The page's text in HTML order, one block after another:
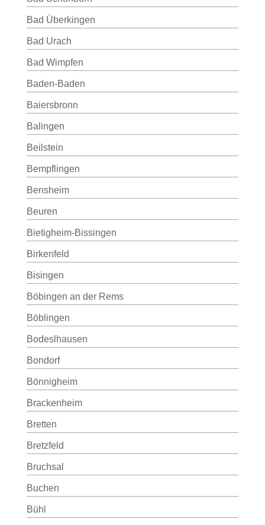
Bad Überkingen
Bad Urach
Bad Wimpfen
Baden-Baden
Baiersbronn
Balingen
Beilstein
Bempflingen
Bensheim
Beuren
Bietigheim-Bissingen
Birkenfeld
Bisingen
Böbingen an der Rems
Böblingen
Bodeslhausen
Bondorf
Bönnigheim
Brackenheim
Bretten
Bretzfeld
Bruchsal
Buchen
Bühl